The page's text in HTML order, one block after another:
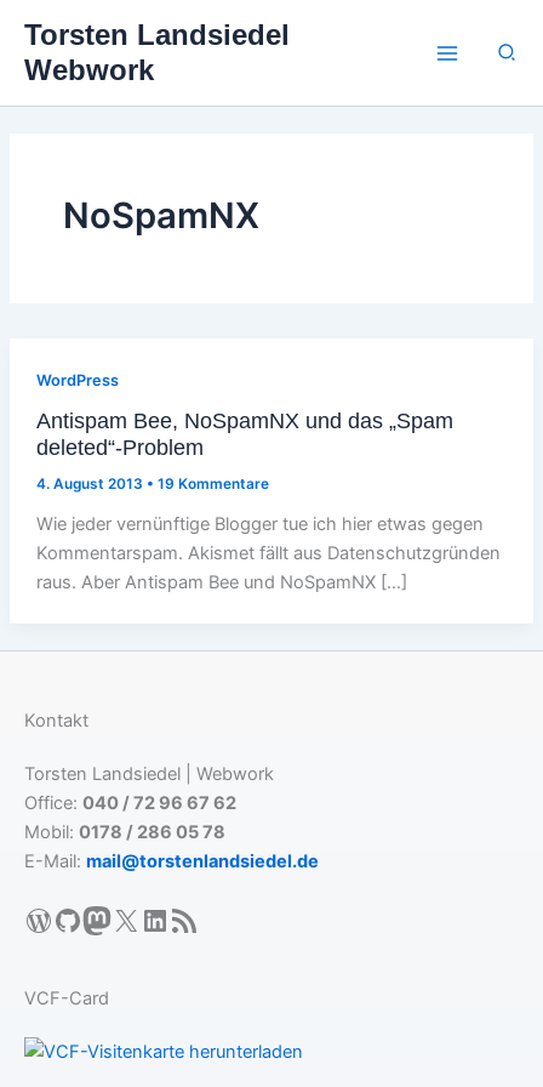
Inhalt
springen
Torsten Landsiedel
Webwork
NoSpamNX
WordPress
Antispam Bee, NoSpamNX und das „Spam
deleted“-Problem
4. August 2013 • 19 Kommentare
Wie jeder vernünftige Blogger tue ich hier etwas gegen
Kommentarspam. Akismet fällt aus Datenschutzgründen
raus. Aber Antispam Bee und NoSpamNX […]
Kontakt
Torsten Landsiedel | Webwork
Office: 040 / 72 96 67 62
Mobil: 0178 / 286 05 78
E-Mail: mail@torstenlandsiedel.de
WordPress
GitHub
Mastodon
X LinkedIn
RSS-Feed
VCF-Card